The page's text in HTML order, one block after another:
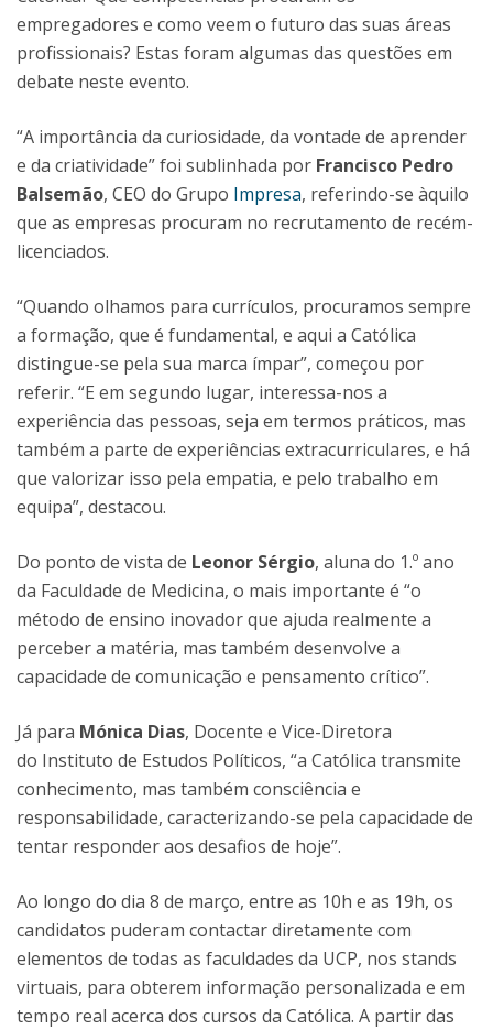
empregadores e como veem o futuro das suas áreas
profissionais? Estas foram algumas das questões em
debate neste evento.
“A importância da curiosidade, da vontade de aprender
e da criatividade” foi sublinhada por Francisco Pedro
Balsemão, CEO do Grupo Impresa, referindo-se àquilo
que as empresas procuram no recrutamento de recém-
licenciados.
“Quando olhamos para currículos, procuramos sempre
a formação, que é fundamental, e aqui a Católica
distingue-se pela sua marca ímpar”, começou por
referir. “E em segundo lugar, interessa-nos a
experiência das pessoas, seja em termos práticos, mas
também a parte de experiências extracurriculares, e há
que valorizar isso pela empatia, e pelo trabalho em
equipa”, destacou.
Do ponto de vista de Leonor Sérgio, aluna do 1.º ano
da Faculdade de Medicina, o mais importante é “o
método de ensino inovador que ajuda realmente a
perceber a matéria, mas também desenvolve a
capacidade de comunicação e pensamento crítico”.
Já para Mónica Dias, Docente e Vice-Diretora
do Instituto de Estudos Políticos, “a Católica transmite
conhecimento, mas também consciência e
responsabilidade, caracterizando-se pela capacidade de
tentar responder aos desafios de hoje”.
Ao longo do dia 8 de março, entre as 10h e as 19h, os
candidatos puderam contactar diretamente com
elementos de todas as faculdades da UCP, nos stands
virtuais, para obterem informação personalizada e em
tempo real acerca dos cursos da Católica. A partir das